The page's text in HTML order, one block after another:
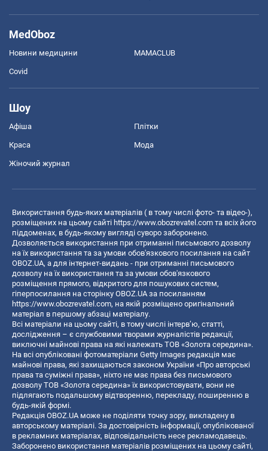
MedOboz
Новини медицини MAMACLUB
Covid
Шоу
Афіша Плітки
Краса Мода
Жіночий журнал
Використання будь-яких матеріалів ( в тому числі фото- та відео-),
розміщених на цьому сайті https://www.obozrevatel.com та всіх його
піддоменах, в будь-якому вигляді суворо заборонено.
Дозволяється використання при отриманні письмового дозволу
на їх використання та за умови обов'язкового посилання на сайт
OBOZ.UA, а для інтернет-видань - при отриманні письмового
дозволу на їх використання та за умови обов'язкового
розміщення прямого, відкритого для пошукових систем,
гіперпосилання на сторінку OBOZ.UA за посиланням
https://www.obozrevatel.com, на якій розміщено оригінальний
матеріал в першому абзаці матеріалу.
Всі матеріали на цьому сайті, в тому числі інтерв’ю, статті,
дослідження – є службовими творами журналістів редакції,
виключні майнові права на які належать ТОВ «Золота середина».
На всі опубліковані фотоматеріали Getty Images редакція має
майнові права, які захищаються законом України «Про авторські
права та суміжні права», ніхто не має права без письмового
дозволу ТОВ «Золота середина» їх використовувати, вони не
підлягають подальшому відтворенню, перекладу, поширенню в
будь-якій формі.
Редакція OBOZ.UA може не поділяти точку зору, викладену в
авторському матеріалі. За достовірність інформації, опублікованої
в рекламних матеріалах, відповідальність несе рекламодавець.
Заборонено використання матеріалів розміщених на цьому сайті,